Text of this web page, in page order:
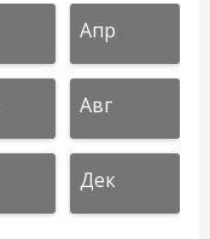
Апр
Авг
Дек